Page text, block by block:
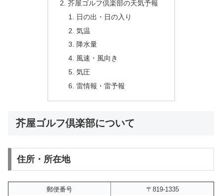
芥屋ゴルフ倶楽部の天気予報
日の出・日の入り
気温
降水量
風速・風向き
気圧
雷情報・雷予報
芥屋ゴルフ倶楽部について
住所・所在地
郵便番号
〒819-1335